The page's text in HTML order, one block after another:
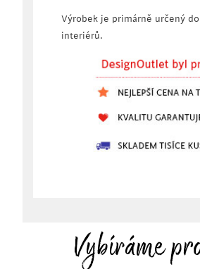
Výrobek je primárně určený
interiérů.
Vybíráme